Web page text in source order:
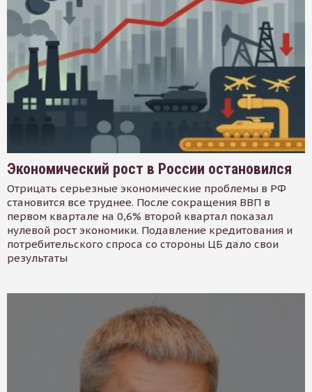
Экономический рост в России остановился
Отрицать серьезные экономические проблемы в РФ
становится все труднее. После сокращения ВВП в
первом квартале на 0,6% второй квартал показал
нулевой рост экономики. Подавление кредитования и
потребительского спроса со стороны ЦБ дало свои
результаты